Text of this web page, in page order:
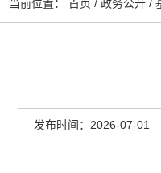
当前位置： 首页 / 政务公开 /
发布时间：2026-07-01